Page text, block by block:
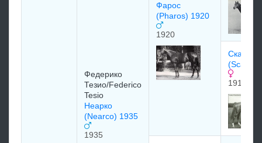
Федерико
Тезио/Federico
Tesio
Неарко
(Nearco) 1935
1935
Фарос
(Pharos) 1920
1920
Cкaпa
(Scapa
1914